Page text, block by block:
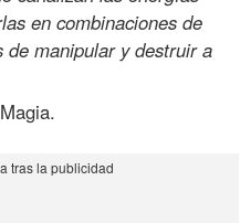
en combinaciones de
de manipular y destruir a